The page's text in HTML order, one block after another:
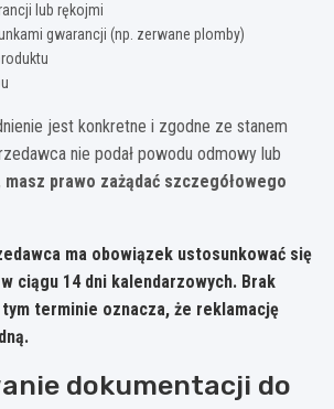
lub rękojmi
gwarancji (np. zerwane plomby)
jest konkretne i zgodne ze stanem
nie podał powodu odmowy lub
masz prawo zażądać szczegółowego
ma obowiązek ustosunkować się
ciągu 14 dni kalendarzowych. Brak
terminie oznacza, że reklamację
dokumentacji do